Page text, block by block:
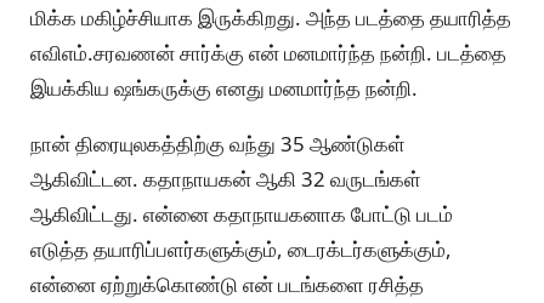
மிக்க மகிழ்ச்சியாக இருக்கிறது. அந்த படத்தை தயாரித்த
எவிஎம்.சரவணன் சார்க்கு என் மனமார்ந்த நன்றி. படத்தை
இயக்கிய ஷங்கருக்கு எனது மனமார்ந்த நன்றி.
நான் திரையுலகத்திற்கு வந்து 35 ஆண்டுகள்
ஆகிவிட்டன. கதாநாயகன் ஆகி 32 வருடங்கள்
ஆகிவிட்டது. என்னை கதாநாயகனாக போட்டு படம்
எடுத்த தயாரிப்பளர்களுக்கும், டைரக்டர்களுக்கும்,
என்னை ஏற்றுக்கொண்டு என் படங்களை ரசித்த